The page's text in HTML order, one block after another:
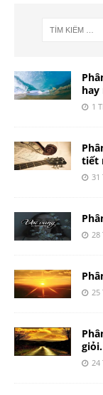
hay
1
tiết
31
28
25
giỏi.
24